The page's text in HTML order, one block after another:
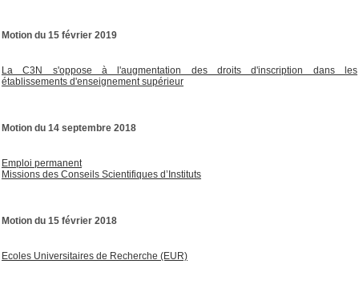
Motion du 15 février 2019
La C3N s'oppose à l'augmentation des droits d'inscription dans les
établissements d'enseignement supérieur
Motion du 14 septembre 2018
Emploi permanent
Missions des Conseils Scientifiques d’Instituts
Motion du 15 février 2018
Ecoles Universitaires de Recherche (EUR)